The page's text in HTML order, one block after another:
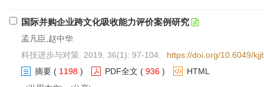
国际并购企业跨文化吸收能力评价案例研究
孟凡臣,赵中华
科技进步与对策. 2019, 36(1): 97-104.
https://doi.org/10.6049/
摘要 ( 1198 ) PDF全文 ( 936 )
HTML